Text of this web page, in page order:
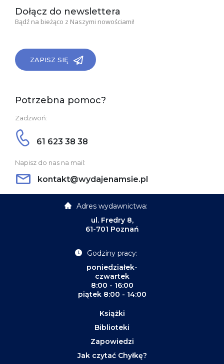
Dołącz do newslettera
Bądź na bieżąco z Naszymi nowościami!
ZAPISZ SIĘ
Potrzebna pomoc?
Zadzwoń:
61 623 38 38
Napisz do nas na mail:
kontakt@wydajenamsie.pl
Adres wydawnictwa:
ul. Fredry 8,
61-701 Poznań
Godziny pracy:
poniedziałek-
czwartek
8:00 - 16:00
piątek 8:00 - 14:00
Książki
Biblioteki
Zapowiedzi
Jak czytać Chyłkę?